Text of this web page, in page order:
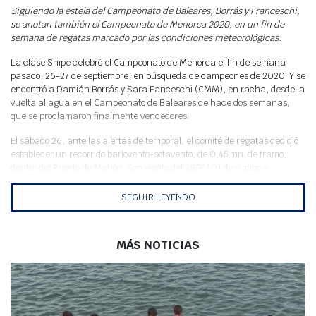
Meteo
Siguiendo la estela del Campeonato de Baleares, Borrás y Franceschi,
se anotan también el Campeonato de Menorca 2020, en un fin de
semana de regatas marcado por las condiciones meteorológicas.
La clase Snipe celebró el Campeonato de Menorca el fin de semana
pasado, 26-27 de septiembre, en búsqueda de campeones de 2020. Y se
encontró a Damián Borrás y Sara Fanceschi (CMM), en racha, desde la
vuelta al agua en el Campeonato de Baleares de hace dos semanas,
que se proclamaron finalmente vencedores.
El sábado 26, ante las alertas de temporal, el comité de regatas decidió
establecer un recorrido barlovento-sotavento, de 0,45 mn. de tramo,
intensidad de 9 nudos, se dio la primera salida a las 14.00 h, de acuerdo
terceros el tándem David Saura / Mireia García (CMM). En racha,
Torner y Kike Mir, que habían pasado como líderes la baliza de
sotavento, y en 3ª posición Jordi Triay y Cristian Vidal (CMM).
Al finalizar la 2ª prueba, el comité movió el campo de regatas buscando
SEGUIR LEYENDO
MÁS NOTICIAS